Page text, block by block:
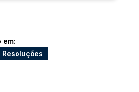
em:
Resoluções